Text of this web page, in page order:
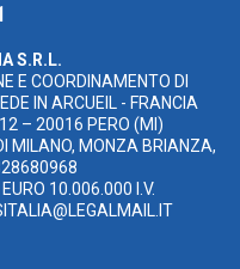
S.R.L.
E COORDINAMENTO DI
IN ARCUEIL - FRANCIA
– 20016 PERO (MI)
MILANO, MONZA BRIANZA,
10.006.000 I.V.